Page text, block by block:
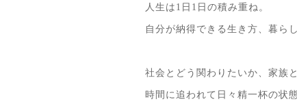
人生は1日1日の積み重ね。
自分が納得できる生き方、暮ら
社会とどう関わりたいか、家族
時間に追われて日々精一杯の状